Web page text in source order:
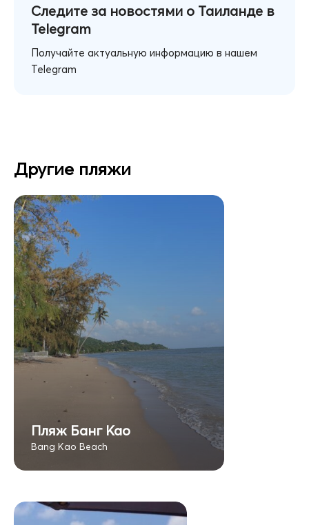
Следите за новостями о Таиланде в
Telegram
Получайте актуальную информацию в нашем
Telegram
Другие пляжи
Пляж Банг Као
Bang Kao Beach